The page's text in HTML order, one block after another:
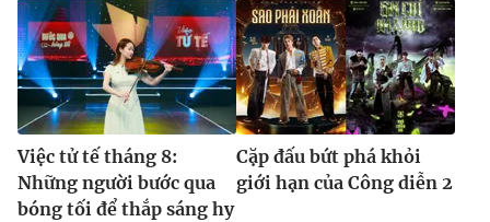
Việc tử tế tháng 8:
Những người bước qua
bóng tối để thắp sáng hy
Cặp đấu bứt phá khỏi
giới hạn của Công diễn 2